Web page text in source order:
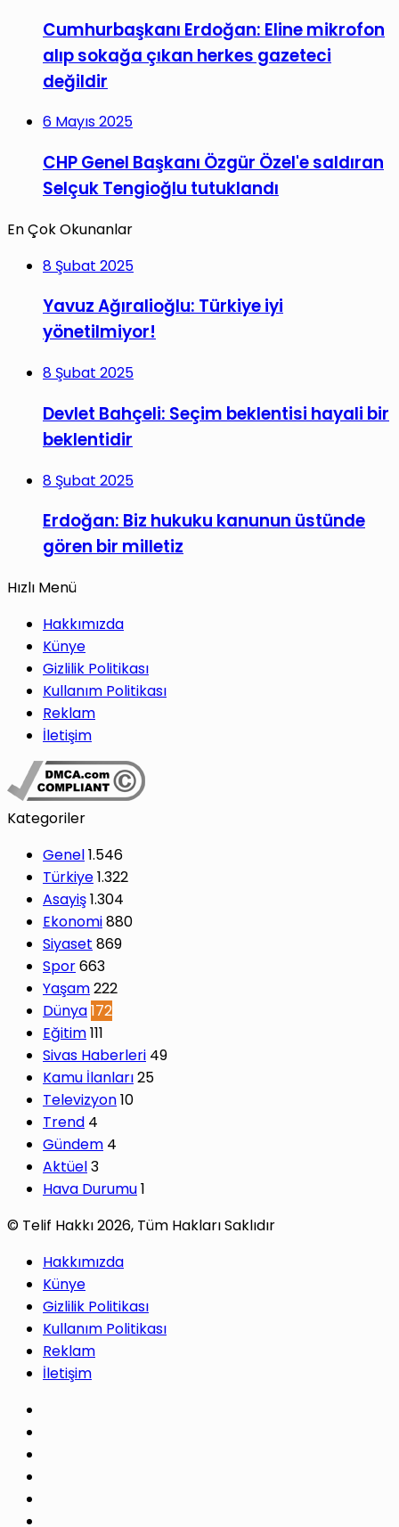
Cumhurbaşkanı Erdoğan: Eline mikrofon
alıp sokağa çıkan herkes gazeteci
değildir
6 Mayıs 2025
CHP Genel Başkanı Özgür Özel'e saldıran
Selçuk Tengioğlu tutuklandı
En Çok Okunanlar
8 Şubat 2025
Yavuz Ağıralioğlu: Türkiye iyi
yönetilmiyor!
8 Şubat 2025
Devlet Bahçeli: Seçim beklentisi hayali bir
beklentidir
8 Şubat 2025
Erdoğan: Biz hukuku kanunun üstünde
gören bir milletiz
Hızlı Menü
Hakkımızda
Künye
Gizlilik Politikası
Kullanım Politikası
Reklam
İletişim
Kategoriler
Genel1.546
Türkiye1.322
Asayiş1.304
Ekonomi880
Siyaset 869
Spor663
Yaşam222
Dünya172
Eğitim111
Sivas Haberleri 49
Kamu İlanları25
Televizyon10
Trend 4
Gündem 4
Aktüel3
Hava Durumu1
© Telif Hakkı 2026, Tüm Hakları Saklıdır
Hakkımızda
Künye
Gizlilik Politikası
Kullanım Politikası
Reklam
İletişim